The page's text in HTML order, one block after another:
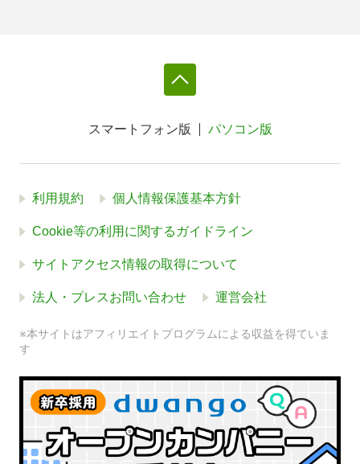
スマートフォン版 パソコン版
利用規約 個人情報保護基本方針
Cookie等の利用に関するガイドライン
サイトアクセス情報の取得について
法人・プレスお問い合わせ 運営会社
※本サイトはアフィリエイトプログラムによる収益を得ていま
す